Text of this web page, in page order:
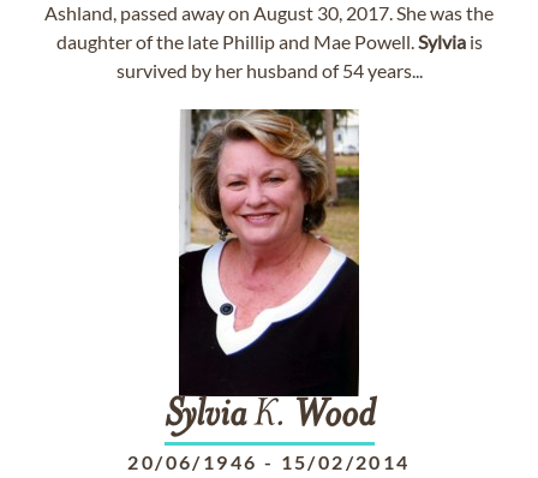
Ashland, passed away on August 30, 2017. She was the
daughter of the late Phillip and Mae Powell.Sylviais
survived by her husband of 54 years...
SylviaK. Wood
20/06/1946 - 15/02/2014